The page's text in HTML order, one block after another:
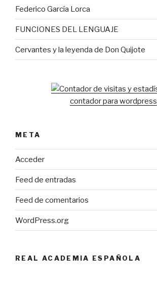
Federico García Lorca
FUNCIONES DEL LENGUAJE
Cervantes y la leyenda de Don Quijote
contador para wordpress
META
Acceder
Feed de entradas
Feed de comentarios
WordPress.org
REAL ACADEMIA ESPAÑOLA